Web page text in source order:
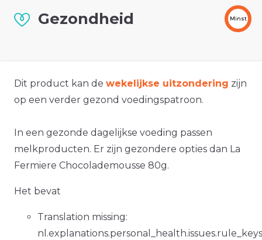
Gezondheid Minst
Dit product kan de wekelijkse uitzondering zijn
op een verder gezond voedingspatroon.
In een gezonde dagelijkse voeding passen
melkproducten. Er zijn gezondere opties dan La
Fermiere Chocolademousse 80g.
Het bevat
Translation missing: